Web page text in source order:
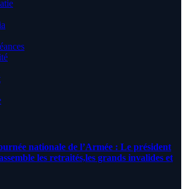
nationale de l’Armée : Le président
les retraités,les grands invalides et